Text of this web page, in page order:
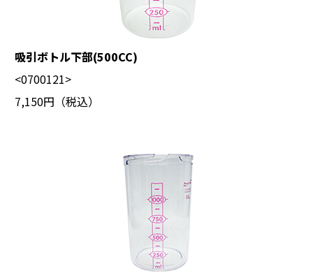
吸引ボトル下部(500CC)
<0700121>
7,150円（税込）